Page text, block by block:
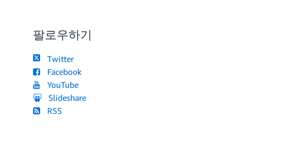
팔로우하기
Twitter
Facebook
YouTube
Slideshare
RSS